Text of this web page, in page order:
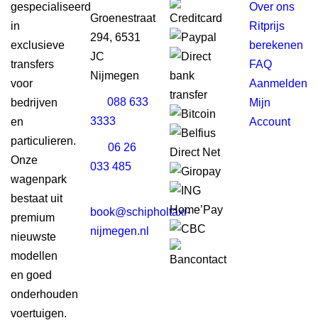
gespecialiseerd
in
exclusieve
transfers
voor
bedrijven
en
particulieren.
Onze
wagenpark
bestaat uit
premium
nieuwste
modellen
en goed
onderhouden
voertuigen.
Groenestraat
294, 6531
JC
Nijmegen
088 633
3333
06 26
033 485
book@schipholtaxi-
nijmegen.nl
Over ons
Ritprijs
berekenen
FAQ
Aanmelden
Mijn
Account